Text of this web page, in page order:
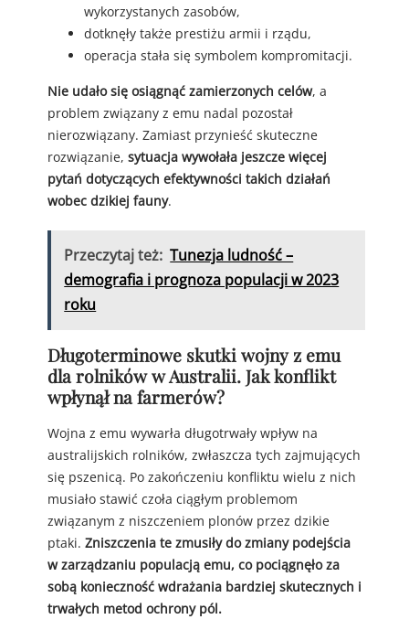
wykorzystanych zasobów,
dotknęły także prestiżu armii i rządu,
operacja stała się symbolem kompromitacji.
Nie udało się osiągnąć zamierzonych celów, a
problem związany z emu nadal pozostał
nierozwiązany. Zamiast przynieść skuteczne
rozwiązanie, sytuacja wywołała jeszcze więcej
pytań dotyczących efektywności takich działań
wobec dzikiej fauny.
Przeczytaj też: Tunezja ludność –
demografia i prognoza populacji w 2023
roku
Długoterminowe skutki wojny z emu
dla rolników w Australii. Jak konflikt
wpłynął na farmerów?
Wojna z emu wywarła długotrwały wpływ na
australijskich rolników, zwłaszcza tych zajmujących
się pszenicą. Po zakończeniu konfliktu wielu z nich
musiało stawić czoła ciągłym problemom
związanym z niszczeniem plonów przez dzikie
ptaki. Zniszczenia te zmusiły do zmiany podejścia
w zarządzaniu populacją emu, co pociągnęło za
sobą konieczność wdrażania bardziej skutecznych i
trwałych metod ochrony pól.